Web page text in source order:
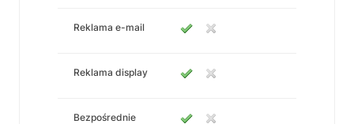
Reklama e-mail
Reklama display
Bezpośrednie